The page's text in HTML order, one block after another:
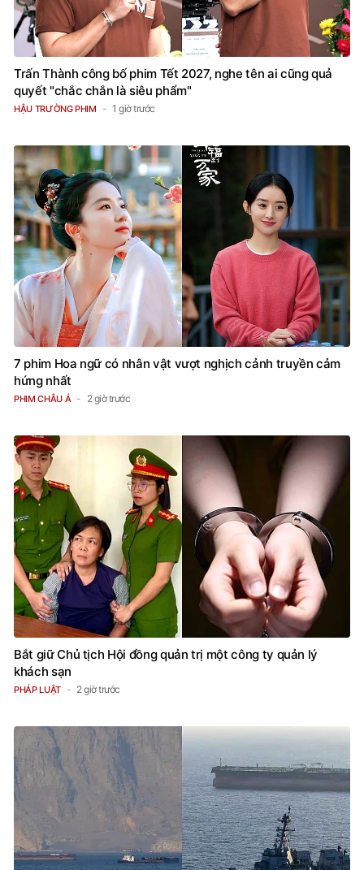
Trấn Thành công bố phim Tết 2027, nghe tên ai cũng quả
quyết "chắc chắn là siêu phẩm"
HẬU TRƯỜNG PHIM 1 giờ trước
7 phim Hoa ngữ có nhân vật vượt nghịch cảnh truyền cảm
hứng nhất
PHIM CHÂU Á 2 giờ trước
Bắt giữ Chủ tịch Hội đồng quản trị một công ty quản lý
khách sạn
PHÁP LUẬT 2 giờ trước